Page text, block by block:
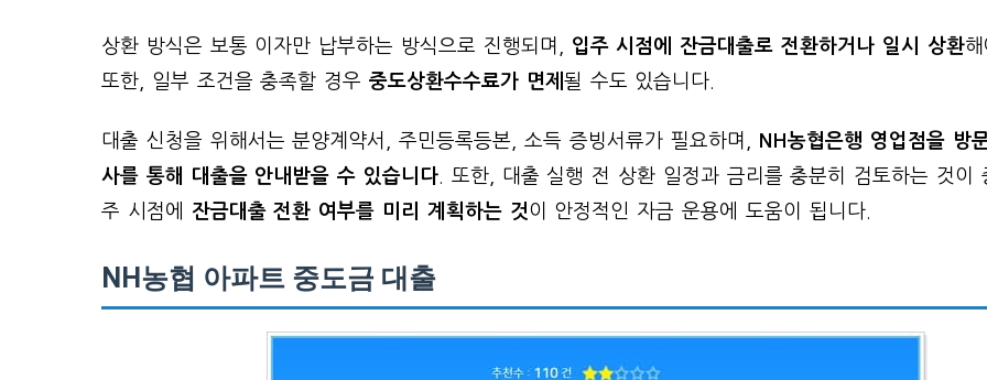
상환 방식은 보통 이자만 납부하는 방식으로 진행되며, 입주 시점에 잔금대출로 전환하거나 일시 상환해
또한, 일부 조건을 충족할 경우 중도상환수수료가 면제 될 수도 있습니다.
대출 신청을 위해서는 분양계약서, 주민등록등본, 소득 증빙서류가 필요하며,
NH농협은행 영업점을 방
사를 통해 대출을 안내받을 수 있습니다 . 또한, 대출 실행 전 상환 일정과 금리를 충분히 검토하는 것이
주 시점에
잔금대출 전환 여부를 미리 계획하는 것이 안정적인 자금 운용에 도움이 됩니다.
NH농협 아파트 중도금 대출